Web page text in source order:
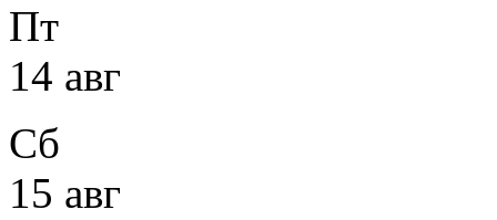
Пт
14 авг
Сб
15 авг